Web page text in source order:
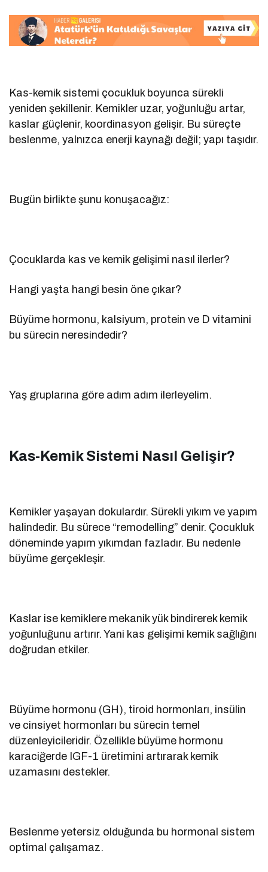
Kas-kemik sistemi çocukluk boyunca sürekli
yeniden şekillenir. Kemikler uzar, yoğunluğu artar,
kaslar güçlenir, koordinasyon gelişir. Bu süreçte
beslenme, yalnızca enerji kaynağı değil; yapı taşıdır.
Bugün birlikte şunu konuşacağız:
Çocuklarda kas ve kemik gelişimi nasıl ilerler?
Hangi yaşta hangi besin öne çıkar?
Büyüme hormonu, kalsiyum, protein ve D vitamini
bu sürecin neresindedir?
Yaş gruplarına göre adım adım ilerleyelim.
Kas-Kemik Sistemi Nasıl Gelişir?
Kemikler yaşayan dokulardır. Sürekli yıkım ve yapım
halindedir. Bu sürece “remodelling” denir. Çocukluk
döneminde yapım yıkımdan fazladır. Bu nedenle
büyüme gerçekleşir.
Kaslar ise kemiklere mekanik yük bindirerek kemik
yoğunluğunu artırır. Yani kas gelişimi kemik sağlığını
doğrudan etkiler.
Büyüme hormonu (GH), tiroid hormonları, insülin
ve cinsiyet hormonları bu sürecin temel
düzenleyicileridir. Özellikle büyüme hormonu
karaciğerde IGF-1 üretimini artırarak kemik
uzamasını destekler.
Beslenme yetersiz olduğunda bu hormonal sistem
optimal çalışamaz.